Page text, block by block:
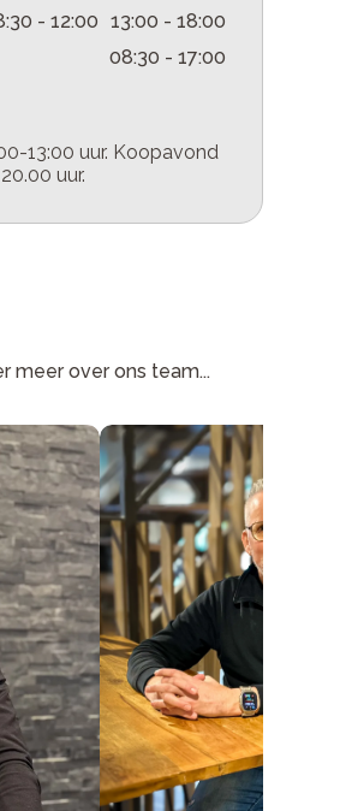
- 12:00 13:00 - 18:00
08:30 - 17:00
13:00 uur. Koopavond
uur.
meer over ons team...